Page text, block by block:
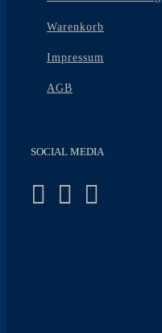
Warenkorb
Impressum
AGB
SOCIAL MEDIA